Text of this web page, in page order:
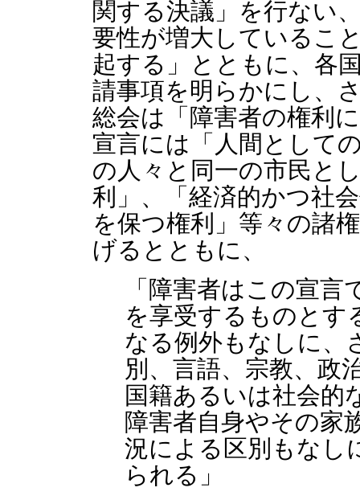
関する決議」を行ない
要性が増大しているこ
起する」とともに、各
請事項を明らかにし、
総会は「障害者の権利
宣言には「人間として
の人々と同一の市民と
利」、「経済的かつ社
を保つ権利」等々の諸
げるとともに、
「障害者はこの宣
を享受するものとす
なる例外もなしに、
別、言語、宗教、政
国籍あるいは社会的
障害者自身やその家
況による区別もなし
られる」